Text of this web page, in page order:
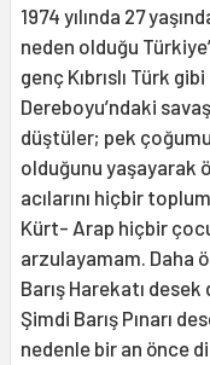
1974 yılında 27
neden olduğu
genç Kıbrıslı Türk
Dereboyu’ndaki
düştüler; pek
olduğunu yaşayarak
acılarını hiçbir
Kürt- Arap hiçbir
arzulayamam. Daha
Barış Harekatı desek
Şimdi Barış Pınarı
nedenle bir an önce